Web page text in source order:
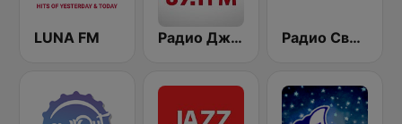
LUNA FM Радио Джаз (Radio Jazz - Smooth Jazz) Радио Свобода (Radio Svoboda)